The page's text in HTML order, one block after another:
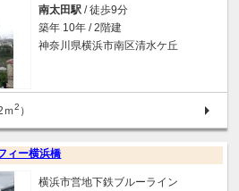
南太田駅 / 徒歩9分
築年 10年 / 2階建
神奈川県横浜市南区清水ケ丘
ｍ2 ）
ィー横浜橋
横浜市営地下鉄ブルーライン